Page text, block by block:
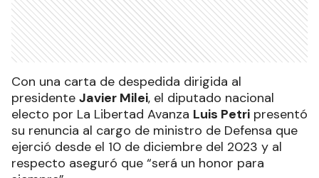
Con una carta de despedida dirigida al
presidente Javier Milei, el diputado nacional
electo por La Libertad Avanza Luis Petri presentó
su renuncia al cargo de ministro de Defensa que
ejerció desde el 10 de diciembre del 2023 y al
respecto aseguró que “será un honor para